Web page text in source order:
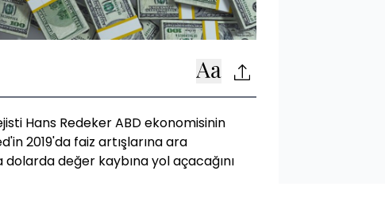
Hans Redeker ABD ekonomisinin
2019'da faiz artışlarına ara
değer kaybına yol açacağını